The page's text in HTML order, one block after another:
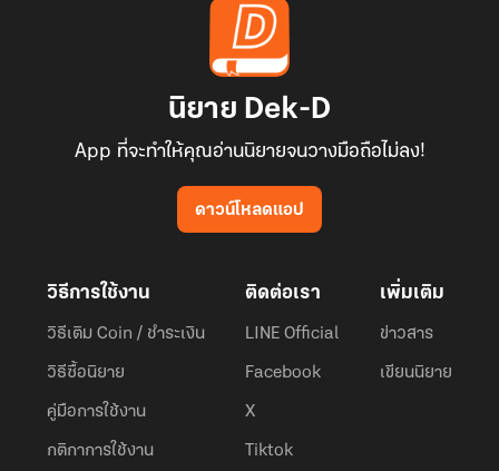
นิยาย Dek-D
App ที่จะทำให้คุณอ่านนิยายจนวางมือถือไม่ลง!
ดาวน์โหลดแอป
วิธีการใช้งาน
วิธีเติม Coin / ชำระเงิน
วิธีซื้อนิยาย
คู่มือการใช้งาน
กติกาการใช้งาน
ติดต่อเรา
LINE Official
Facebook
X
Tiktok
เพิ่มเติม
ข่าวสาร
เขียนนิยาย